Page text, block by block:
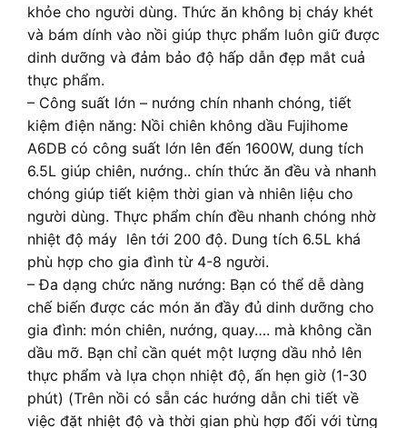
khỏe cho người dùng. Thức ăn không bị cháy khét
và bám dính vào nồi giúp thực phẩm luôn giữ được
dinh dưỡng và đảm bảo độ hấp dẫn đẹp mắt cuả
thực phẩm.
– Công suất lớn – nướng chín nhanh chóng, tiết
kiệm điện năng: Nồi chiên không dầu Fujihome
A6DB có công suất lớn lên đến 1600W, dung tích
6.5L giúp chiên, nướng.. chín thức ăn đều và nhanh
chóng giúp tiết kiệm thời gian và nhiên liệu cho
người dùng. Thực phẩm chín đều nhanh chóng nhờ
nhiệt độ máy lên tới 200 độ. Dung tích 6.5L khá
phù hợp cho gia đình từ 4-8 người.
– Đa dạng chức năng nướng: Bạn có thể dễ dàng
chế biến được các món ăn đầy đủ dinh dưỡng cho
gia đình: món chiên, nướng, quay…. mà không cần
dầu mỡ. Bạn chỉ cần quét một lượng dầu nhỏ lên
thực phẩm và lựa chọn nhiệt độ, ấn hẹn giờ (1-30
phút) (Trên nồi có sẵn các hướng dẫn chi tiết về
việc đặt nhiệt độ và thời gian phù hợp đối với từng